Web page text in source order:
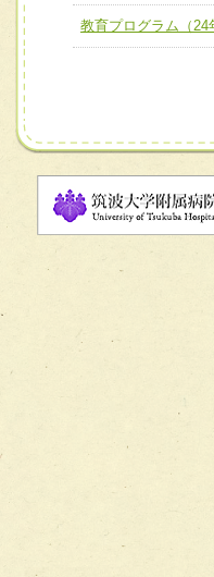
ユニット３ 多
チーム03【癌
チーム06【外
チーム07【病
チーム08【地
チーム】
チーム09【術
チーム10【包
教育プログラム（